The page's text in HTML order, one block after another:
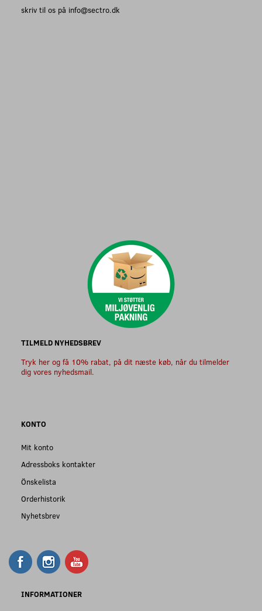
skriv til os på info@sectro.dk
TILMELD NYHEDSBREV
Tryk her og få 10% rabat, på dit næste køb, når du tilmelder
dig vores nyhedsmail.
KONTO
Mit konto
Adressboks kontakter
Önskelista
Orderhistorik
Nyhetsbrev
INFORMATIONER